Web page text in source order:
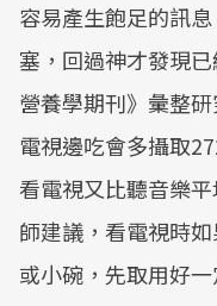
容易產生飽足的訊
塞，回過神才發現
營養學期刊》彙整
電視邊吃會多攝取
看電視又比聽音樂
師建議，看電視時
或小碗，先取用好